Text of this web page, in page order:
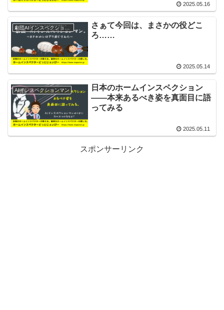
2025.05.16
劇団AIインスペクションマン
さぁて今回は、まさかの役どこ
ろ……
2025.05.14
AIインスペクションマン
日本のホームインスペクション
——本来あるべき姿を真面目に語
ってみる
2025.05.11
スポンサーリンク